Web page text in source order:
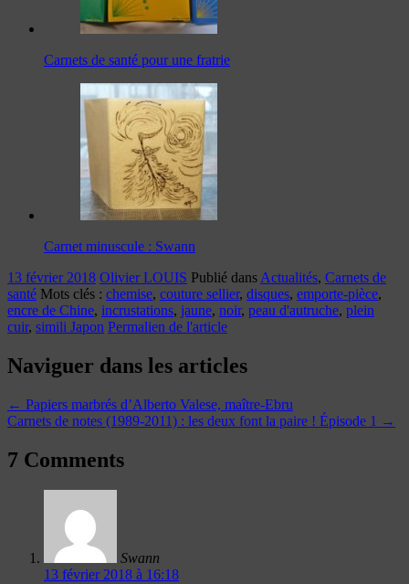
Carnets de santé pour une fratrie
Carnet minuscule : Swann
13 février 2018 Olivier LOUIS Publié dans Actualités, Carnets de
santé Mots clés : chemise, couture sellier, disques, emporte-pièce,
encre de Chine, incrustations, jaune, noir, peau d'autruche, plein
cuir, simili Japon Permalien de l'article
Naviguer dans les articles
← Papiers marbrés d’Alberto Valese, maître-Ebru
Carnets de notes (1989-2011) : les deux font la paire ! Épisode 1 →
7 Comments
Swann
13 février 2018 à 16:18